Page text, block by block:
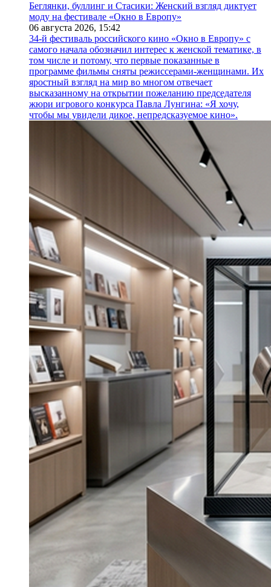
Беглянки, буллинг и Стасики: Женский взгляд диктует
моду на фестивале «Окно в Европу»
06 августа 2026, 15:42
34-й фестиваль российского кино «Окно в Европу» с
самого начала обозначил интерес к женской тематике, в
том числе и потому, что первые показанные в
программе фильмы сняты режиссерами-женщинами. Их
яростный взгляд на мир во многом отвечает
высказанному на открытии пожеланию председателя
жюри игрового конкурса Павла Лунгина: «Я хочу,
чтобы мы увидели дикое, непредсказуемое кино».